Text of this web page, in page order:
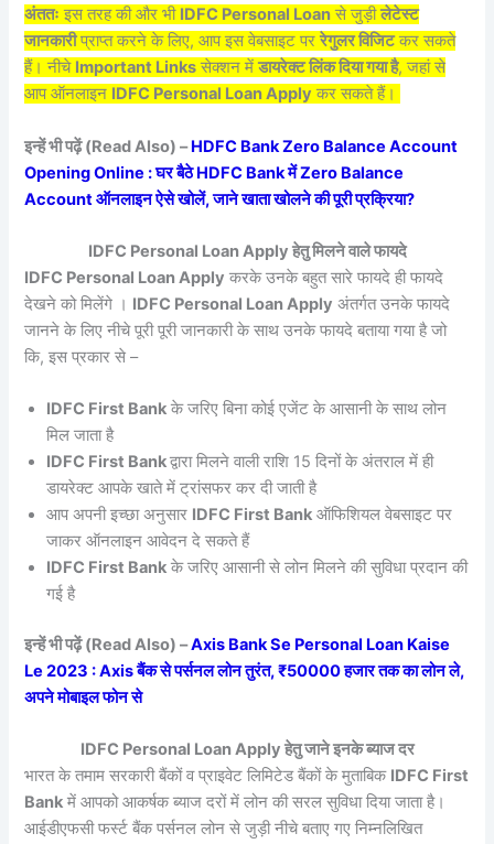
अंततः इस तरह की और भी IDFC Personal Loan से जुड़ीलेटेस्ट
जानकारीप्राप्त करने के लिए, आप इस वेबसाइट पररेगुलर विजिटकर सकते
हैं। नीचे Important Links सेक्शन मेंडायरेक्ट लिंक दिया गया है, जहां से
आप ऑनलाइन IDFC Personal Loan Apply कर सकते हैं।
इन्हें भी पढ़ें (Read Also) –HDFC Bank Zero Balance Account
Opening Online : घर बैठे HDFC Bank में Zero Balance
Account ऑनलाइन ऐसे खोलें, जाने खाता खोलने की पूरी प्रक्रिया?
IDFC Personal Loan Apply हेतु मिलने वाले फायदे
IDFC Personal Loan Apply करके उनके बहुत सारे फायदे ही फायदे
देखने को मिलेंगे । IDFC Personal Loan Apply अंतर्गत उनके फायदे
जानने के लिए नीचे पूरी पूरी जानकारी के साथ उनके फायदे बताया गया है जो
कि, इस प्रकार से –
IDFC First Bank के जरिए बिना कोई एजेंट के आसानी के साथ लोन
मिल जाता है
IDFC First Bankद्वारा मिलने वाली राशि 15 दिनों के अंतराल में ही
डायरेक्ट आपके खाते में ट्रांसफर कर दी जाती है
आप अपनी इच्छा अनुसार IDFC First Bank ऑफिशियल वेबसाइट पर
जाकर ऑनलाइन आवेदन दे सकते हैं
IDFC First Bank के जरिए आसानी से लोन मिलने की सुविधा प्रदान की
गई है
इन्हें भी पढ़ें (Read Also) –Axis Bank Se Personal Loan Kaise
Le 2023 : Axis बैंक से पर्सनल लोन तुरंत, ₹50000 हजार तक का लोन ले,
अपने मोबाइल फोन से
IDFC Personal Loan Apply हेतु जाने इनके ब्याज दर
भारत के तमाम सरकारी बैंकों व प्राइवेट लिमिटेड बैंकों के मुताबिक IDFC First
Bank में आपको आकर्षक ब्याज दरों में लोन की सरल सुविधा दिया जाता है।
आईडीएफसी फर्स्ट बैंक पर्सनल लोन से जुड़ी नीचे बताए गए निम्नलिखित